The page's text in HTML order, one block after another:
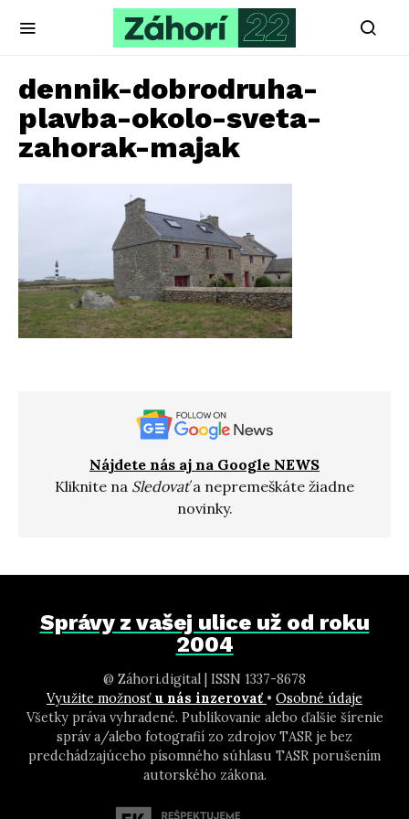
dennik-dobrodruha-
plavba-okolo-sveta-
zahorak-majak
Nájdete nás aj na Google NEWS
Kliknite na Sledovaťa nepremeškáte žiadne
novinky.
Správy z vašej ulice už od roku
2004
@ Záhori.digital | ISSN 1337-8678
Využite možnosť u nás inzerovať • Osobné údaje
Všetky práva vyhradené. Publikovanie alebo ďalšie šírenie
správ a/alebo fotografií zo zdrojov TASR je bez
predchádzajúceho písomného súhlasu TASR porušením
autorského zákona.